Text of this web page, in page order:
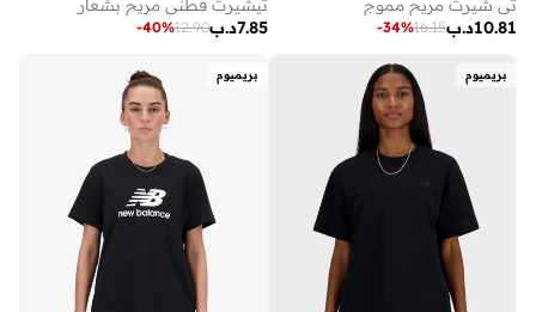
تي شيرت مريح مموج
د.ب10.81
16.15
-34%
تيشيرت قطني مريح بشعار
د.ب7.85
12.90
-40%
بريميوم بريميوم